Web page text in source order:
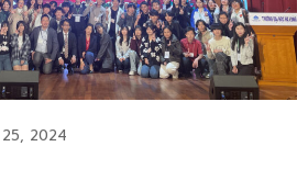
25, 2024